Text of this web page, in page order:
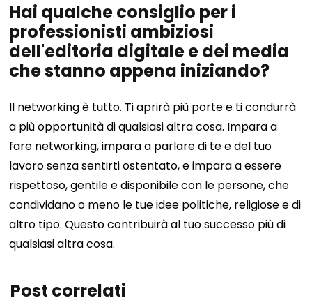
Hai qualche consiglio per i
professionisti ambiziosi
dell'editoria digitale e dei media
che stanno appena iniziando?
Il networking è tutto. Ti aprirà più porte e ti condurrà
a più opportunità di qualsiasi altra cosa. Impara a
fare networking, impara a parlare di te e del tuo
lavoro senza sentirti ostentato, e impara a essere
rispettoso, gentile e disponibile con le persone, che
condividano o meno le tue idee politiche, religiose e di
altro tipo. Questo contribuirà al tuo successo più di
qualsiasi altra cosa.
Post correlati